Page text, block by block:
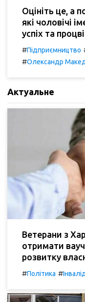
Оцініть це, а
які чоловічі
успіх та
#Підприємництво
#Олександр
Актуальне
Ветерани з
отримати
розвитку
#Політика #